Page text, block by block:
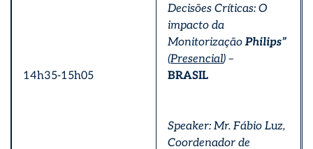
14h35-15h05
Decisões Críticas: O
impacto da
Monitorização Philips”
(Presencial) –
BRASIL
Speaker: Mr. Fábio Luz,
Coordenador de